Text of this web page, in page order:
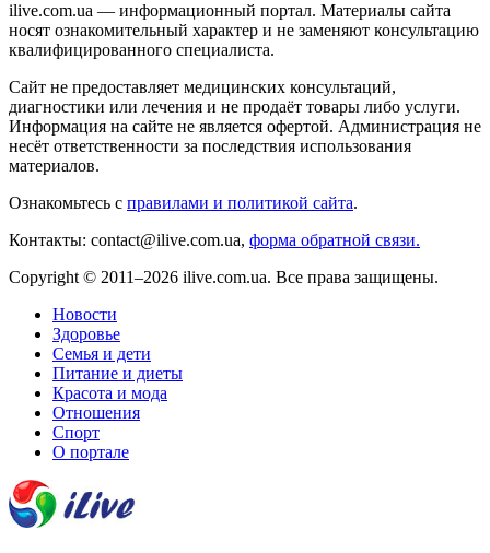
ilive.com.ua — информационный портал. Материалы сайта
носят ознакомительный характер и не заменяют консультацию
квалифицированного специалиста.
Сайт не предоставляет медицинских консультаций,
диагностики или лечения и не продаёт товары либо услуги.
Информация на сайте не является офертой. Администрация не
несёт ответственности за последствия использования
материалов.
Ознакомьтесь с правилами и политикой сайта.
Контакты: contact@ilive.com.ua, форма обратной связи.
Copyright © 2011–2026 ilive.com.ua. Все права защищены.
Новости
Здоровье
Семья и дети
Питание и диеты
Красота и мода
Отношения
Спорт
О портале